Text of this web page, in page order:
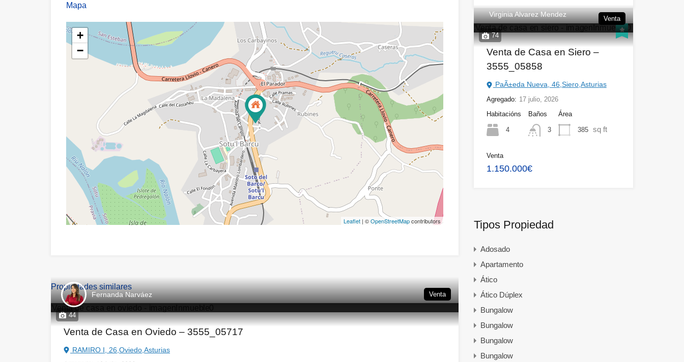
Mapa
+
−
Leaflet| ©OpenStreetMapcontributors
Propiedades similares
44
Fernanda Narváez Venta
Venta de Casa en Oviedo – 3555_05717
RAMIRO I, 26,Oviedo,Asturias
74
Virginia Alvarez Mendez
Venta
Venta de Casa en Siero –
3555_05858
PaÃ±eda Nueva, 46,Siero,Asturias
Agregado: 17 julio, 2026
Habitacións
4
Baños
3
Área
385 sq ft
Venta
1.150.000€
Tipos Propiedad
Adosado
Apartamento
Ático
Ático Dúplex
Bungalow
Bungalow
Bungalow
Bungalow